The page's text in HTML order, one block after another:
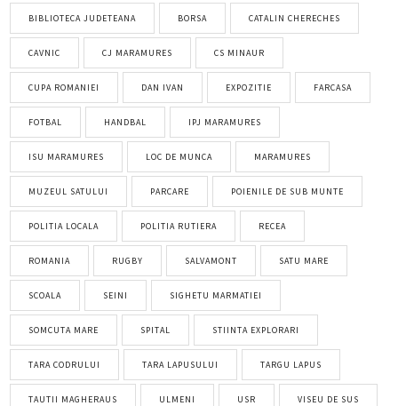
BIBLIOTECA JUDETEANA BORSA CATALIN CHERECHES
CAVNIC CJ MARAMURES CS MINAUR
CUPA ROMANIEI DAN IVAN EXPOZITIE FARCASA
FOTBAL HANDBAL IPJ MARAMURES
ISU MARAMURES LOC DE MUNCA MARAMURES
MUZEUL SATULUI PARCARE POIENILE DE SUB MUNTE
POLITIA LOCALA POLITIA RUTIERA RECEA
ROMANIA RUGBY SALVAMONT SATU MARE
SCOALA SEINI SIGHETU MARMATIEI
SOMCUTA MARE SPITAL STIINTA EXPLORARI
TARA CODRULUI TARA LAPUSULUI TARGU LAPUS
TAUTII MAGHERAUS ULMENI USR VISEU DE SUS